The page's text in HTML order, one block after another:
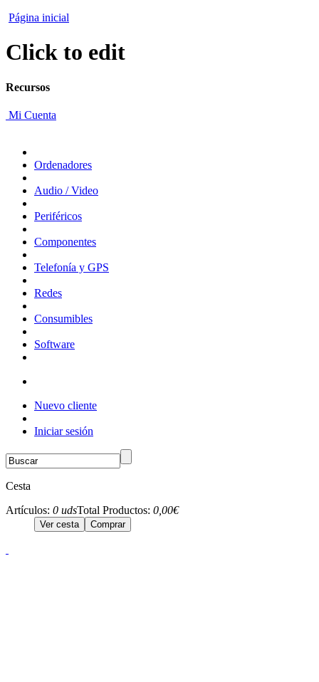
Página inicial
Click to edit
Recursos
Mi Cuenta
Ordenadores
Audio / Video
Periféricos
Componentes
Telefonía y GPS
Redes
Consumibles
Software
Nuevo cliente
Iniciar sesión
Cesta
Artículos: 0 udsTotal Productos: 0,00€